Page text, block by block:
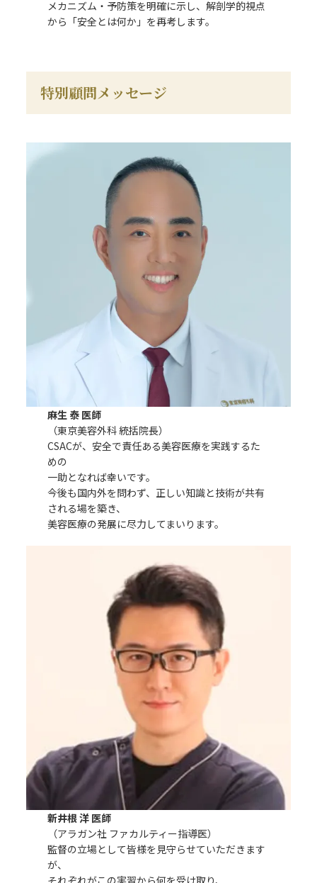
メカニズム・予防策を明確に示し、解剖学的視点
から「安全とは何か」を再考します。
特別顧問メッセージ
麻生 泰 医師
（東京美容外科 統括院長）
CSACが、安全で責任ある美容医療を実践するた
めの
一助となれば幸いです。
今後も国内外を問わず、正しい知識と技術が共有
される場を築き、
美容医療の発展に尽力してまいります。
新井根 洋 医師
（アラガン社 ファカルティー指導医）
監督の立場として皆様を見守らせていただきます
が、